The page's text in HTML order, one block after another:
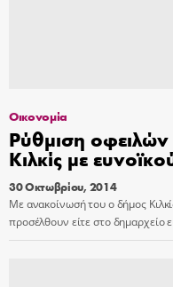
Οικονομία
Ρύθμιση
Κιλκίς με
30 Οκτωβρίου, 2014
Με ανακοίνωσή του ο δήμος
προσέλθουν είτε στο δημαρχείο